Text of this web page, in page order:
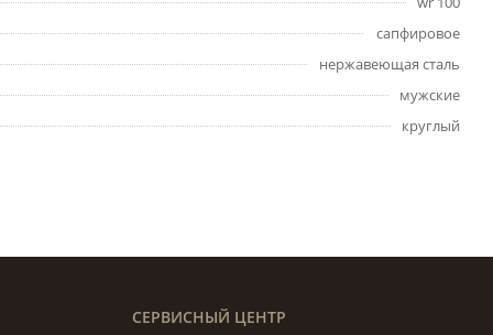
сапфировое
нержавеющая сталь
мужские
круглый
СЕРВИСНЫЙ ЦЕНТР